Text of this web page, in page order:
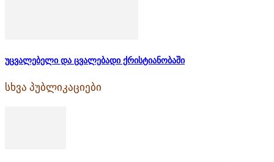
უცვალებელი და ცვალებადი ქრისტიანობაში
სხვა პუბლიკაციები